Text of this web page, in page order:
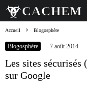
Accueil Blogosphère
Blogosphère · 7 août 2014 ·
Les sites
sur Google